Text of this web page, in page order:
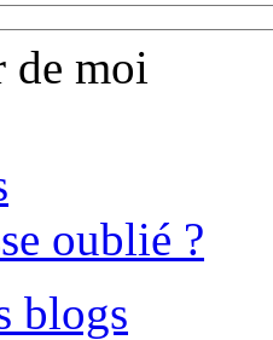
de moi
oublié ?
blogs